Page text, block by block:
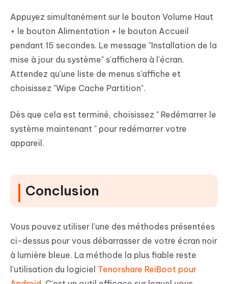
Appuyez simultanément sur le bouton Volume Haut
+ le bouton Alimentation + le bouton Accueil
pendant 15 secondes. Le message "Installation de la
mise à jour du système" s'affichera à l'écran.
Attendez qu'une liste de menus s'affiche et
choisissez "Wipe Cache Partition".
Dès que cela est terminé, choisissez " Redémarrer le
système maintenant " pour redémarrer votre
appareil.
Conclusion
Vous pouvez utiliser l'une des méthodes présentées
ci-dessus pour vous débarrasser de votre écran noir
à lumière bleue. La méthode la plus fiable reste
l'utilisation du logiciel Tenorshare ReiBoot pour